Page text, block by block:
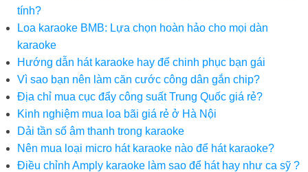
tính?
Loa karaoke BMB: Lựa chọn hoàn hảo cho mọi dàn
karaoke
Hướng dẫn hát karaoke hay để chinh phục bạn gái
Vì sao bạn nên làm căn cước công dân gắn chip?
Địa chỉ mua cục đẩy công suất Trung Quốc giá rẻ?
Kinh nghiệm mua loa bãi giá rẻ ở Hà Nội
Dải tần số âm thanh trong karaoke
Nên mua loại micro hát karaoke nào để hát karaoke?
Điều chỉnh Amply karaoke làm sao để hát hay như ca sỹ ?